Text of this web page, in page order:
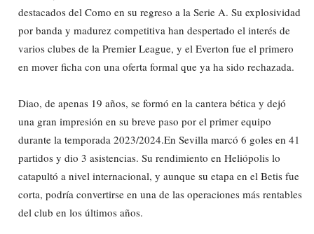
destacados del Como en su regreso a la Serie A. Su explosividad
por banda y madurez competitiva han despertado el interés de
varios clubes de la Premier League, y el Everton fue el primero
en mover ficha con una oferta formal que ya ha sido rechazada.
Diao, de apenas 19 años, se formó en la cantera bética y dejó
una gran impresión en su breve paso por el primer equipo
durante la temporada 2023/2024.En Sevilla marcó 6 goles en 41
partidos y dio 3 asistencias. Su rendimiento en Heliópolis lo
catapultó a nivel internacional, y aunque su etapa en el Betis fue
corta, podría convertirse en una de las operaciones más rentables
del club en los últimos años.